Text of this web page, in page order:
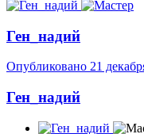
Ген_надий
Опубликовано 21
Ген_надий